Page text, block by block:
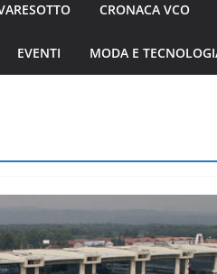
CRONACA VCO
EVENTI MODA E